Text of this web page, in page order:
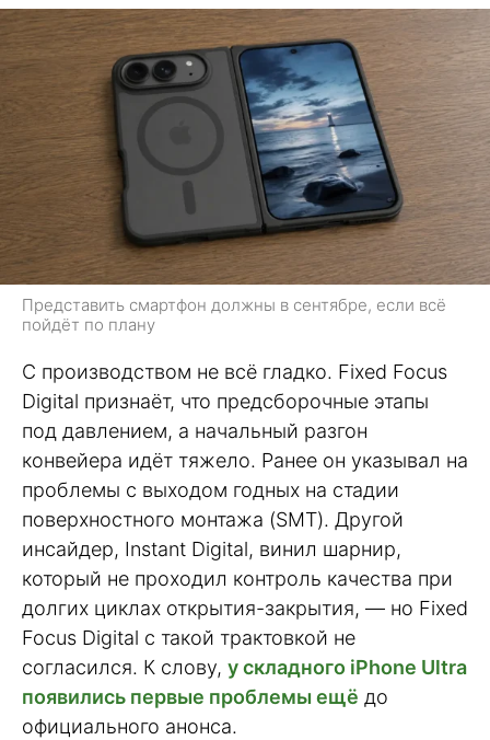
Представить смартфон должны в сентябре, если всё
пойдёт по плану
С производством не всё гладко. Fixed Focus
Digital признаёт, что предсборочные этапы
под давлением, а начальный разгон
конвейера идёт тяжело. Ранее он указывал на
проблемы с выходом годных на стадии
поверхностного монтажа (SMT). Другой
инсайдер, Instant Digital, винил шарнир,
который не проходил контроль качества при
долгих циклах открытия-закрытия, — но Fixed
Focus Digital с такой трактовкой не
согласился. К слову, у складного iPhone Ultra
появились первые проблемы ещё до
официального анонса.